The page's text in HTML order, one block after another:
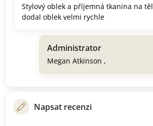
Stylový oblek a příjemná tkanina na
dodal oblek velmi rychle
Administrator
Megan Atkinson ,
Napsat recenzi